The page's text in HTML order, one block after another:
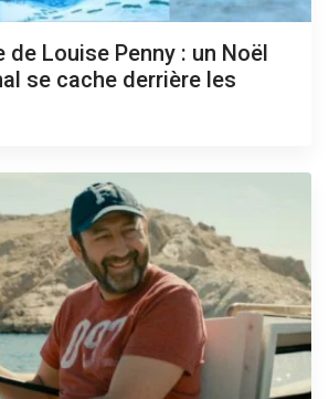
de Louise Penny : un Noël
se cache derrière les